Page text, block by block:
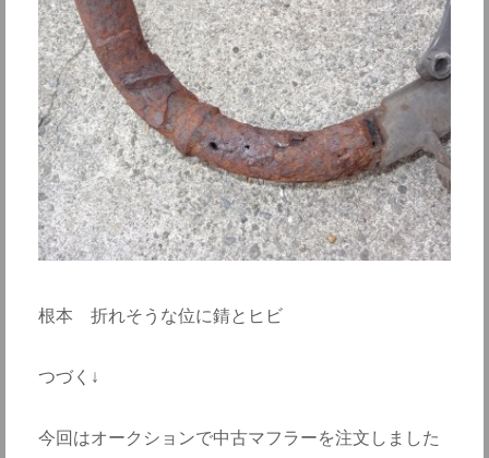
根本 折れそうな位に錆とヒビ
つづく↓
今回はオークションで中古マフラーを注文しました